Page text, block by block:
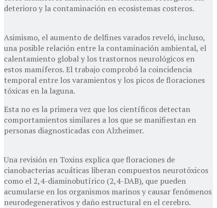
deterioro y la contaminación en ecosistemas costeros.
Asimismo, el aumento de delfines varados reveló, incluso,
una posible relación entre la contaminación ambiental, el
calentamiento global y los trastornos neurológicos en
estos mamíferos. El trabajo comprobó la coincidencia
temporal entre los varamientos y los picos de floraciones
tóxicas en la laguna.
Esta no es la primera vez que los científicos detectan
comportamientos similares a los que se manifiestan en
personas diagnosticadas con Alzheimer.
Una revisión en Toxins explica que floraciones de
cianobacterias acuáticas liberan compuestos neurotóxicos
como el 2,4-diaminobutírico (2,4-DAB), que pueden
acumularse en los organismos marinos y causar fenómenos
neurodegenerativos y daño estructural en el cerebro.